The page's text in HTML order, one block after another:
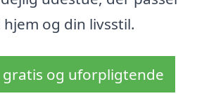
og din livsstil.
gratis og uforpligtende